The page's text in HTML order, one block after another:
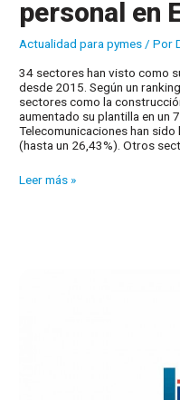
personal en
Actualidad para pymes / Por
34 sectores han visto como
desde 2015. Según un
sectores como la
aumentado su plantilla en un
Telecomunicaciones han
(hasta un 26,43%). Otros
Sectores
Leer más »